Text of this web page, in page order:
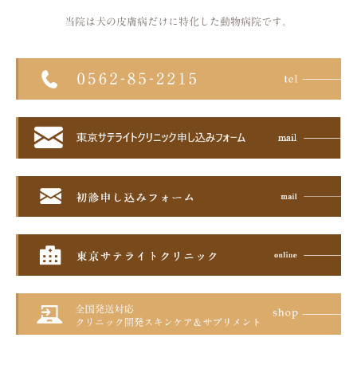
当院は犬の皮膚病だけに特化した 動物病院です。